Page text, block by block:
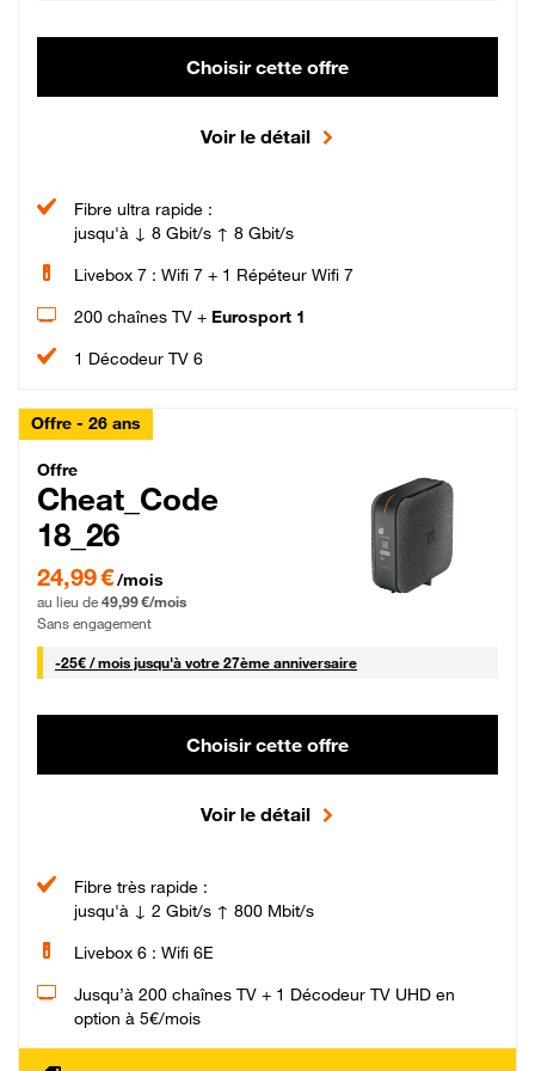
Choisir cette offre
Voir le détail
Fibre ultra rapide :
jusqu'à ↓ 8 Gbit/s ↑ 8 Gbit/s
Livebox 7 : Wifi 7 + 1 Répéteur Wifi 7
200 chaînes TV + Eurosport 1
1 Décodeur TV 6
Offre - 26 ans
Cheat_Code Fibre_18_26
Offre
Cheat_Code
18_26
24,99 € par mois pendant 0 mois puis 49,99 € par mois, Sans engagement
24,99 €/mois
au lieu de 49,99 €/mois
Sans engagement
-25€ / mois25 € par mois
jusqu'à votre 27ème anniversaire
Choisir cette offre
Voir le détail
Fibre très rapide :
jusqu'à ↓ 2 Gbit/s ↑ 800 Mbit/s
Livebox 6 : Wifi 6E
Jusqu’à 200 chaînes TV + 1 Décodeur TV UHD en
option à 5€/mois